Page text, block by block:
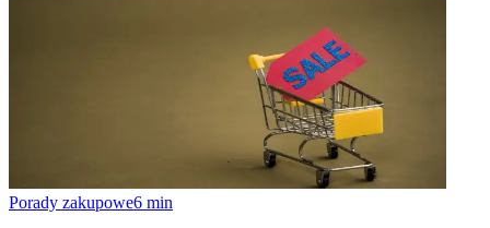
Porady zakupowe6 min